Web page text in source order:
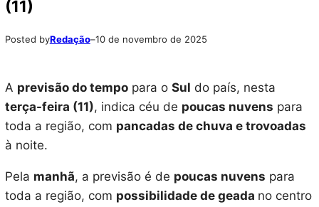
(11)
Posted byRedação–10 de novembro de 2025
A previsão do tempopara o Sul do país, nesta
terça-feira (11), indica céu de poucas nuvens para
toda a região, com pancadas de chuva e trovoadas
à noite.
Pela manhã, a previsão é de poucas nuvens para
toda a região, com possibilidade de geada no centro